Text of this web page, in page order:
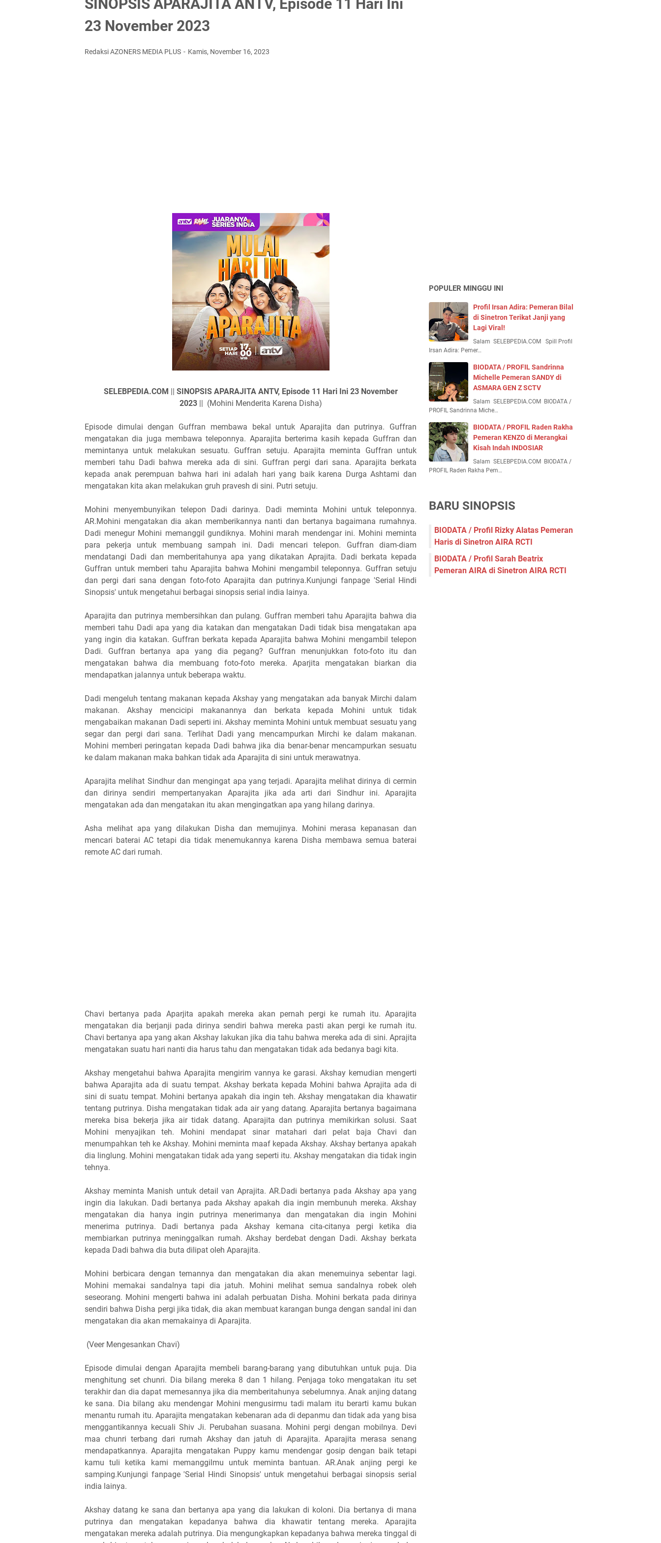
SINOPSIS APARAJITA ANTV, Episode 11 Hari Ini
23 November 2023
Redaksi AZONERS MEDIA PLUS Kamis, November 16, 2023
SELEBPEDIA.COM || SINOPSIS APARAJITA ANTV, Episode 11 Hari Ini 23 November
2023 || (Mohini Menderita Karena Disha)
Episode dimulai dengan Guffran membawa bekal untuk Aparajita dan putrinya. Guffran
mengatakan dia juga membawa teleponnya. Aparajita berterima kasih kepada Guffran dan
memintanya untuk melakukan sesuatu. Guffran setuju. Aparajita meminta Guffran untuk
memberi tahu Dadi bahwa mereka ada di sini. Guffran pergi dari sana. Aparajita berkata
kepada anak perempuan bahwa hari ini adalah hari yang baik karena Durga Ashtami dan
mengatakan kita akan melakukan gruh pravesh di sini. Putri setuju.
Mohini menyembunyikan telepon Dadi darinya. Dadi meminta Mohini untuk teleponnya.
AR.Mohini mengatakan dia akan memberikannya nanti dan bertanya bagaimana rumahnya.
Dadi menegur Mohini memanggil gundiknya. Mohini marah mendengar ini. Mohini meminta
para pekerja untuk membuang sampah ini. Dadi mencari telepon. Guffran diam-diam
mendatangi Dadi dan memberitahunya apa yang dikatakan Aprajita. Dadi berkata kepada
Guffran untuk memberi tahu Aparajita bahwa Mohini mengambil teleponnya. Guffran setuju
dan pergi dari sana dengan foto-foto Aparajita dan putrinya.Kunjungi fanpage 'Serial Hindi
Sinopsis' untuk mengetahui berbagai sinopsis serial india lainya.
Aparajita dan putrinya membersihkan dan pulang. Guffran memberi tahu Aparajita bahwa dia
memberi tahu Dadi apa yang dia katakan dan mengatakan Dadi tidak bisa mengatakan apa
yang ingin dia katakan. Guffran berkata kepada Aparajita bahwa Mohini mengambil telepon
Dadi. Guffran bertanya apa yang dia pegang? Guffran menunjukkan foto-foto itu dan
mengatakan bahwa dia membuang foto-foto mereka. Aparjita mengatakan biarkan dia
mendapatkan jalannya untuk beberapa waktu.
Dadi mengeluh tentang makanan kepada Akshay yang mengatakan ada banyak Mirchi dalam
makanan. Akshay mencicipi makanannya dan berkata kepada Mohini untuk tidak
mengabaikan makanan Dadi seperti ini. Akshay meminta Mohini untuk membuat sesuatu yang
segar dan pergi dari sana. Terlihat Dadi yang mencampurkan Mirchi ke dalam makanan.
Mohini memberi peringatan kepada Dadi bahwa jika dia benar-benar mencampurkan sesuatu
ke dalam makanan maka bahkan tidak ada Aparajita di sini untuk merawatnya.
Aparajita melihat Sindhur dan mengingat apa yang terjadi. Aparajita melihat dirinya di cermin
dan dirinya sendiri mempertanyakan Aparajita jika ada arti dari Sindhur ini. Aparajita
mengatakan ada dan mengatakan itu akan mengingatkan apa yang hilang darinya.
Asha melihat apa yang dilakukan Disha dan memujinya. Mohini merasa kepanasan dan
mencari baterai AC tetapi dia tidak menemukannya karena Disha membawa semua baterai
remote AC dari rumah.
Chavi bertanya pada Aparjita apakah mereka akan pernah pergi ke rumah itu. Aparajita
mengatakan dia berjanji pada dirinya sendiri bahwa mereka pasti akan pergi ke rumah itu.
Chavi bertanya apa yang akan Akshay lakukan jika dia tahu bahwa mereka ada di sini. Aprajita
mengatakan suatu hari nanti dia harus tahu dan mengatakan tidak ada bedanya bagi kita.
Akshay mengetahui bahwa Aparajita mengirim vannya ke garasi. Akshay kemudian mengerti
bahwa Aparajita ada di suatu tempat. Akshay berkata kepada Mohini bahwa Aprajita ada di
sini di suatu tempat. Mohini bertanya apakah dia ingin teh. Akshay mengatakan dia khawatir
tentang putrinya. Disha mengatakan tidak ada air yang datang. Aparajita bertanya bagaimana
mereka bisa bekerja jika air tidak datang. Aparajita dan putrinya memikirkan solusi. Saat
Mohini menyajikan teh. Mohini mendapat sinar matahari dari pelat baja Chavi dan
menumpahkan teh ke Akshay. Mohini meminta maaf kepada Akshay. Akshay bertanya apakah
dia linglung. Mohini mengatakan tidak ada yang seperti itu. Akshay mengatakan dia tidak ingin
tehnya.
Akshay meminta Manish untuk detail van Aprajita. AR.Dadi bertanya pada Akshay apa yang
ingin dia lakukan. Dadi bertanya pada Akshay apakah dia ingin membunuh mereka. Akshay
mengatakan dia hanya ingin putrinya menerimanya dan mengatakan dia ingin Mohini
menerima putrinya. Dadi bertanya pada Akshay kemana cita-citanya pergi ketika dia
membiarkan putrinya meninggalkan rumah. Akshay berdebat dengan Dadi. Akshay berkata
kepada Dadi bahwa dia buta dilipat oleh Aparajita.
Mohini berbicara dengan temannya dan mengatakan dia akan menemuinya sebentar lagi.
Mohini memakai sandalnya tapi dia jatuh. Mohini melihat semua sandalnya robek oleh
seseorang. Mohini mengerti bahwa ini adalah perbuatan Disha. Mohini berkata pada dirinya
sendiri bahwa Disha pergi jika tidak, dia akan membuat karangan bunga dengan sandal ini dan
mengatakan dia akan memakainya di Aparajita.
(Veer Mengesankan Chavi)
Episode dimulai dengan Aparajita membeli barang-barang yang dibutuhkan untuk puja. Dia
menghitung set chunri. Dia bilang mereka 8 dan 1 hilang. Penjaga toko mengatakan itu set
terakhir dan dia dapat memesannya jika dia memberitahunya sebelumnya. Anak anjing datang
ke sana. Dia bilang aku mendengar Mohini mengusirmu tadi malam itu berarti kamu bukan
menantu rumah itu. Aparajita mengatakan kebenaran ada di depanmu dan tidak ada yang bisa
menggantikannya kecuali Shiv Ji. Perubahan suasana. Mohini pergi dengan mobilnya. Devi
maa chunri terbang dari rumah Akshay dan jatuh di Aparajita. Aparajita merasa senang
mendapatkannya. Aparajita mengatakan Puppy kamu mendengar gosip dengan baik tetapi
kamu tuli ketika kami memanggilmu untuk meminta bantuan. AR.Anak anjing pergi ke
samping.Kunjungi fanpage 'Serial Hindi Sinopsis' untuk mengetahui berbagai sinopsis serial
india lainya.
Akshay datang ke sana dan bertanya apa yang dia lakukan di koloni. Dia bertanya di mana
putrinya dan mengatakan kepadanya bahwa dia khawatir tentang mereka. Aparajita
mengatakan mereka adalah putrinya. Dia mengungkapkan kepadanya bahwa mereka tinggal di
POPULER MINGGU INI
Profil Irsan Adira: Pemeran Bilal
di Sinetron Terikat Janji yang
Lagi Viral!
Salam SELEBPEDIA.COM Spill Profil
Irsan Adira: Pemer…
BIODATA / PROFIL Sandrinna
Michelle Pemeran SANDY di
ASMARA GEN Z SCTV
Salam SELEBPEDIA.COM BIODATA /
PROFIL Sandrinna Miche…
BIODATA / PROFIL Raden Rakha
Pemeran KENZO di Merangkai
Kisah Indah INDOSIAR
Salam SELEBPEDIA.COM BIODATA /
PROFIL Raden Rakha Pem…
BARU SINOPSIS
BIODATA / Profil Rizky Alatas Pemeran
Haris di Sinetron AIRA RCTI
BIODATA / Profil Sarah Beatrix
Pemeran AIRA di Sinetron AIRA RCTI